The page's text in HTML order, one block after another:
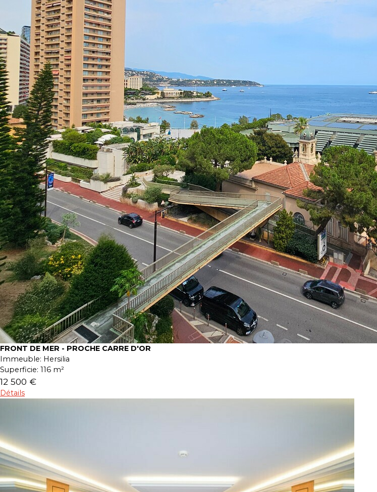
FRONT DE MER - PROCHE CARRE D'OR
Immeuble: Hersilia
Superficie: 116 m²
12 500 €
Détails